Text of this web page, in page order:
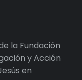
la Fundación
y Acción
en